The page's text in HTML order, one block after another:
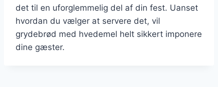
det til en uforglemmelig del af din fest. Uanset
hvordan du vælger at servere det, vil
grydebrød med hvedemel helt sikkert imponere
dine gæster.